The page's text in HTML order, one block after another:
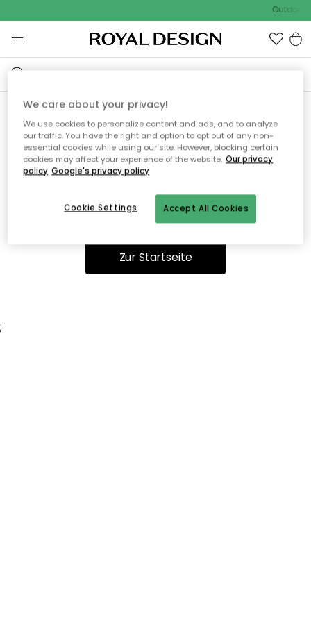
Outdoor
Ooops, die Seite wurde nicht
gefunden.
Sie können auf unserer Startseiteweiter navigieren.
Zur Startseite
;
We care about your privacy!
We use cookies to personalize content and ads, and to analyze
our traffic. You have the right and option to opt out of any non-
essential cookies while using our site. However, blocking certain
cookies may affect your experience of the website. Our privacy
policy Google's privacy policy
Accept All Cookies
Cookie Settings